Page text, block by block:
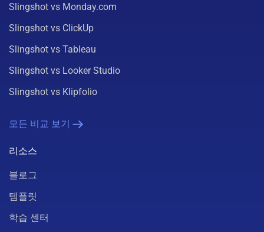
Slingshot vs Monday.com
Slingshot vs ClickUp
Slingshot vs Tableau
Slingshot vs Looker Studio
Slingshot vs Klipfolio
모든 비교 보기
리소스
블로그
템플릿
학습 센터